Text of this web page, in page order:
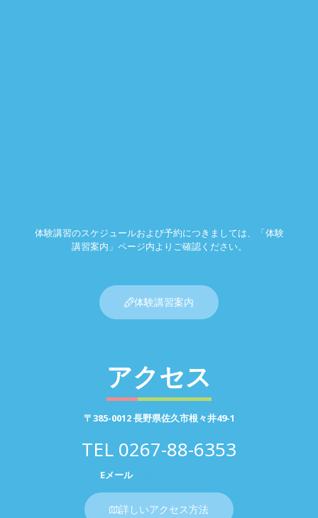
体験講習のスケジュールおよび予約につきましては、「体験
講習案内」ページ内よりご確認ください。
体験講習案内
アクセス
〒385-0012 長野県佐久市根々井49-1
TEL 0267-88-6353
Eメール
詳しいアクセス方法